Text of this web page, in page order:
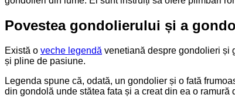
Povestea gondolierului și a
Există o veche legendă venetiană despre gondolieri și
și pline de pasiune.
Legenda spune că, odată, un gondolier și o fată
din gondolă unde stătea fata și a creat din ea o